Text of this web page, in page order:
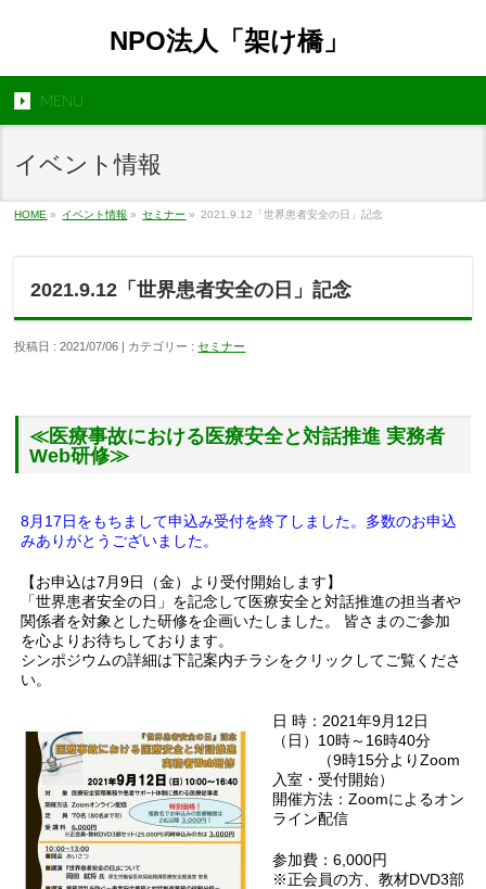
NPO法人「架け橋」
MENU
イベント情報
HOME » イベント情報 » セミナー » 2021.9.12「世界患者安全の日」記念
2021.9.12「世界患者安全の日」記念
投稿日 : 2021/07/06 | カテゴリー :セミナー
≪医療事故における医療安全と対話推進 実務者
Web研修≫
8月17日をもちまして申込み受付を終了しました。多数のお申込
みありがとうございました。
【お申込は7月9日（金）より受付開始します】
「世界患者安全の日」を記念して医療安全と対話推進の担当者や
関係者を対象とした研修を企画いたしました。 皆さまのご参加
を心よりお待ちしております。
シンポジウムの詳細は下記案内チラシをクリックしてご覧くださ
い。
日 時：2021年9月12日
（日）10時～16時40分
（9時15分よりZoom
入室・受付開始）
開催方法：Zoomによるオン
ライン配信
参加費：6,000円
※正会員の方、教材DVD3部